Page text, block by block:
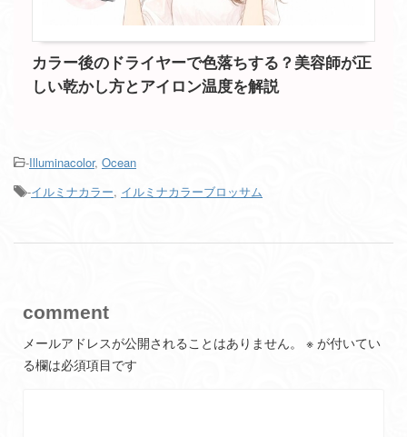
カラー後のドライヤーで色落ちする？美容師が正
しい乾かし方とアイロン温度を解説
-Illuminacolor, Ocean
-イルミナカラー, イルミナカラーブロッサム
comment
メールアドレスが公開されることはありません。 ※ が付いてい
る欄は必須項目です